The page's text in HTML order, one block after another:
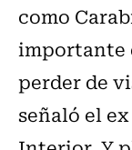
como
importante
perder de
señaló el